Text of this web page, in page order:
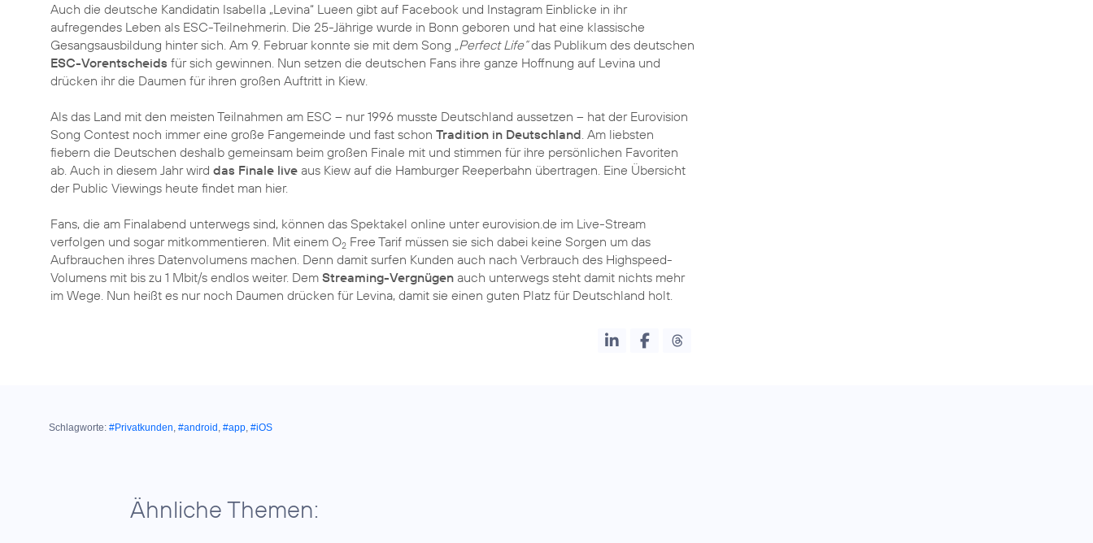
Auch die deutsche Kandidatin Isabella „Levina“ Lueen gibt auf Facebook und Instagram Einblicke in ihr
aufregendes Leben als ESC-Teilnehmerin. Die 25-Jährige wurde in Bonn geboren und hat eine klassische
Gesangsausbildung hinter sich. Am 9. Februar konnte sie mit dem Song „Perfect Life“das Publikum des deutschen
ESC-Vorentscheids für sich gewinnen. Nun setzen die deutschen Fans ihre ganze Hoffnung auf Levina und
drücken ihr die Daumen für ihren großen Auftritt in Kiew.
Als das Land mit den meisten Teilnahmen am ESC – nur 1996 musste Deutschland aussetzen – hat der Eurovision
Song Contest noch immer eine große Fangemeinde und fast schon Tradition in Deutschland. Am liebsten
fiebern die Deutschen deshalb gemeinsam beim großen Finale mit und stimmen für ihre persönlichen Favoriten
ab. Auch in diesem Jahr wird das Finale live aus Kiew auf die Hamburger Reeperbahn übertragen. Eine Übersicht
der Public Viewings heute findet man hier.
Fans, die am Finalabend unterwegs sind, können das Spektakel online unter eurovision.de im Live-Stream
verfolgen und sogar mitkommentieren. Mit einem O2 Free Tarif müssen sie sich dabei keine Sorgen um das
Aufbrauchen ihres Datenvolumens machen. Denn damit surfen Kunden auch nach Verbrauch des Highspeed-
Volumens mit bis zu 1 Mbit/s endlos weiter. Dem Streaming-Vergnügen auch unterwegs steht damit nichts mehr
im Wege. Nun heißt es nur noch Daumen drücken für Levina, damit sie einen guten Platz für Deutschland holt.
Schlagworte: #Privatkunden, #android , #app, #iOS
Ähnliche Themen: